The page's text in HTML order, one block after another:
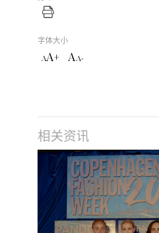
字体大小
AA+ AA-
相关资讯